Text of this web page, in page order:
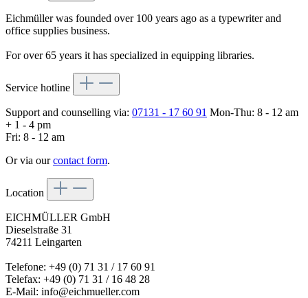
Eichmüller was founded over 100 years ago as a typewriter and
office supplies business.
For over 65 years it has specialized in equipping libraries.
Service hotline
Support and counselling via: 07131 - 17 60 91 Mon-Thu: 8 - 12 am
+ 1 - 4 pm
Fri: 8 - 12 am
Or via ourcontact form.
Location
EICHMÜLLER GmbH
Dieselstraße 31
74211 Leingarten
Telefone: +49 (0) 71 31 / 17 60 91
Telefax: +49 (0) 71 31 / 16 48 28
E-Mail: info@eichmueller.com